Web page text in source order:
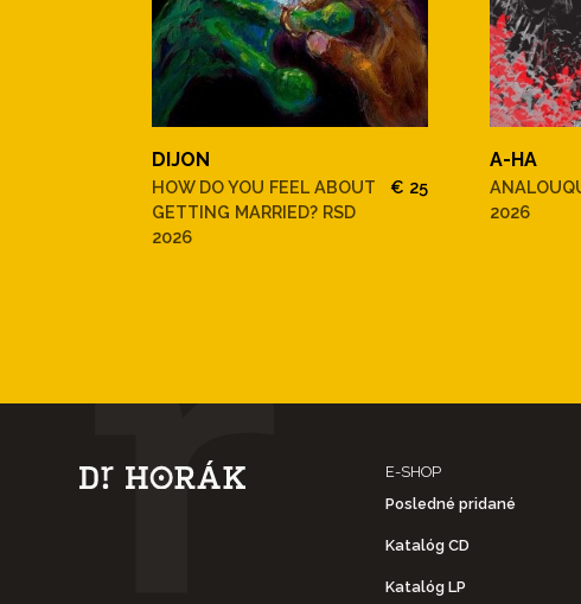
DIJON
HOW DO YOU FEEL ABOUT
GETTING MARRIED? RSD
2026
€ 25
A-HA
2026
E-SHOP
Posledné pridané
Katalóg CD
Katalóg LP